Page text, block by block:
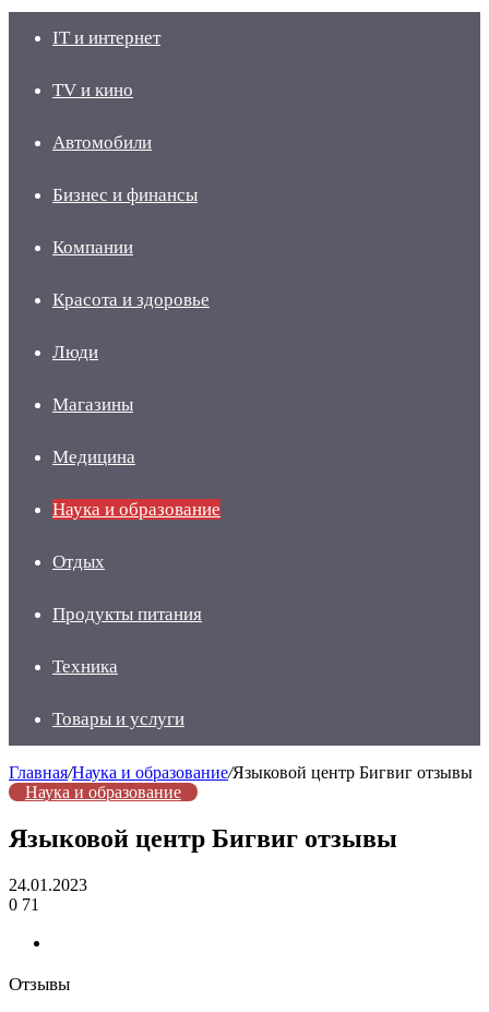
IT и интернет
TV и кино
Автомобили
Бизнес и финансы
Компании
Красота и здоровье
Люди
Магазины
Медицина
Наука и образование
Отдых
Продукты питания
Техника
Товары и услуги
Главная/Наука и образование/Языковой центр Бигвиг отзывы
Наука и образование
Языковой центр Бигвиг отзывы
24.01.2023
0 71
Отзывы